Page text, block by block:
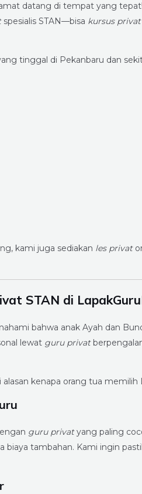
datang di tempat yang
spesialis STAN—bisa kursus privat
tinggal di Pekanbaru dan
kami juga sediakan les privat
STAN di
bahwa anak Ayah dan
lewat guru privat
kenapa orang tua memilih
guru privatyang paling
biaya tambahan. Kami ingin